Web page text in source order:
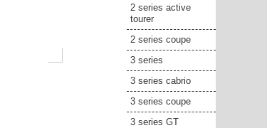
2 series active
tourer
2 series coupe
3 series
3 series cabrio
3 series coupe
3 series GT